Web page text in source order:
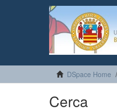
DSpace Home
Cerca